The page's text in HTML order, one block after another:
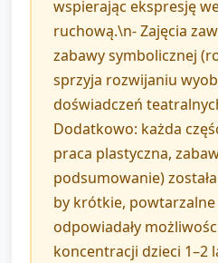
wspierając ekspresję
ruchową.\n- Zajęcia
zabawy symbolicznej
sprzyja rozwijaniu
doświadczeń
Dodatkowo: każda
praca plastyczna,
podsumowanie)
by krótkie, powtarzalne
odpowiadały
koncentracji dzieci 1–2